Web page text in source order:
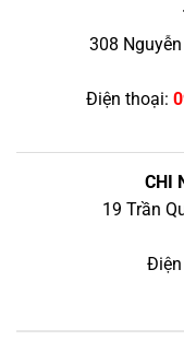
308
Điện thoại:
CHI
19 Trần